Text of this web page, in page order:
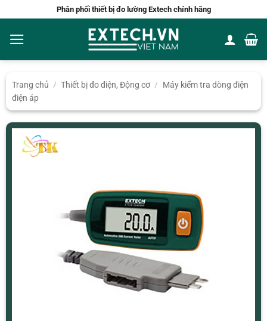
nội
dung
Phân phối thiết bị đo lường Extech chính hãng
Trang chủ / Thiết bị đo điện, Động cơ /
Máy kiểm tra dòng điện
điện áp